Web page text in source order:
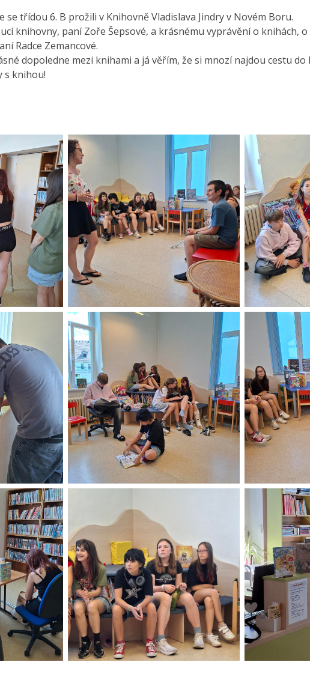
se třídou 6. B prožili v Knihovně Vladislava Jindry v Novém Boru.
knihovny, paní Zoře Šepsové, a krásnému vyprávění o knihách,
Radce Zemancové.
dopoledne mezi knihami a já věřím, že si mnozí najdou cestu
s knihou!